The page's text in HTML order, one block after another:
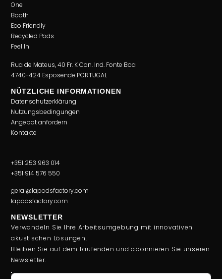
One
Booth
Eco Friendly
Recycled Pods
Feel In
Rua de Mateus, 40 Fr. K Con. Ind. Fonte Boa
4740-424 Esposende PORTUGAL
NÜTZLICHE INFORMATIONEN
Datenschutzerklärung
Nutzungsbedingungen
Angebot anfordern
Kontakte
+351 253 963 014
+351 914 576 550
geral@lapodsfactory.com
lapodsfactory.com
NEWSLETTER
Verwandeln Sie Ihre Arbeitsumgebung mit innovativen
akustischen Lösungen.
Bleiben Sie auf dem Laufenden und abonnieren Sie unseren
Newsletter.